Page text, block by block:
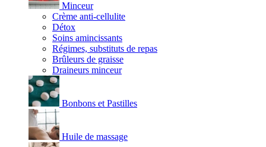
Minceur
Crème anti-cellulite
Détox
Soins amincissants
Régimes, substituts de repas
Brûleurs de graisse
Draineurs minceur
Bonbons et Pastilles
Huile de massage